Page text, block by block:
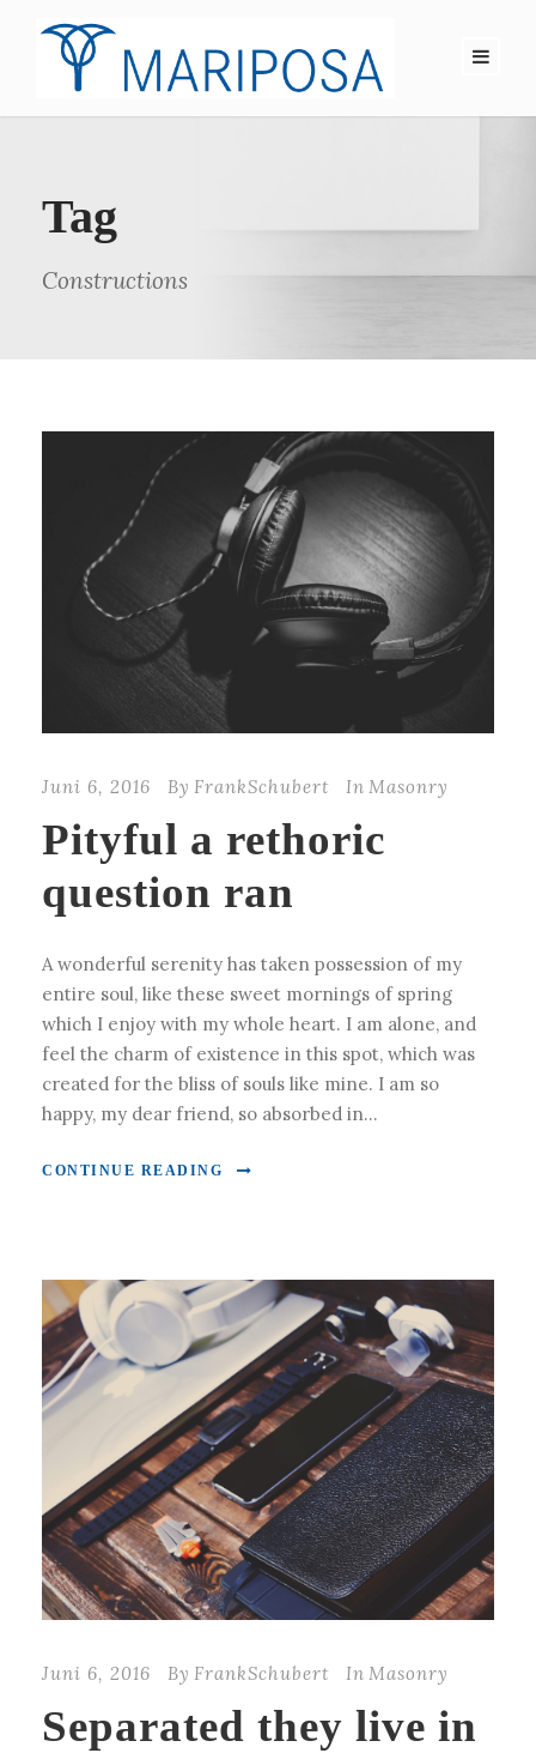
Tag
Constructions
Juni 6, 2016 By FrankSchubert In Masonry
Pityful a rethoric
question ran
A wonderful serenity has taken possession of my
entire soul, like these sweet mornings of spring
which I enjoy with my whole heart. I am alone, and
feel the charm of existence in this spot, which was
created for the bliss of souls like mine. I am so
happy, my dear friend, so absorbed in...
CONTINUE READING
Juni 6, 2016 By FrankSchubert In Masonry
Separated they live in